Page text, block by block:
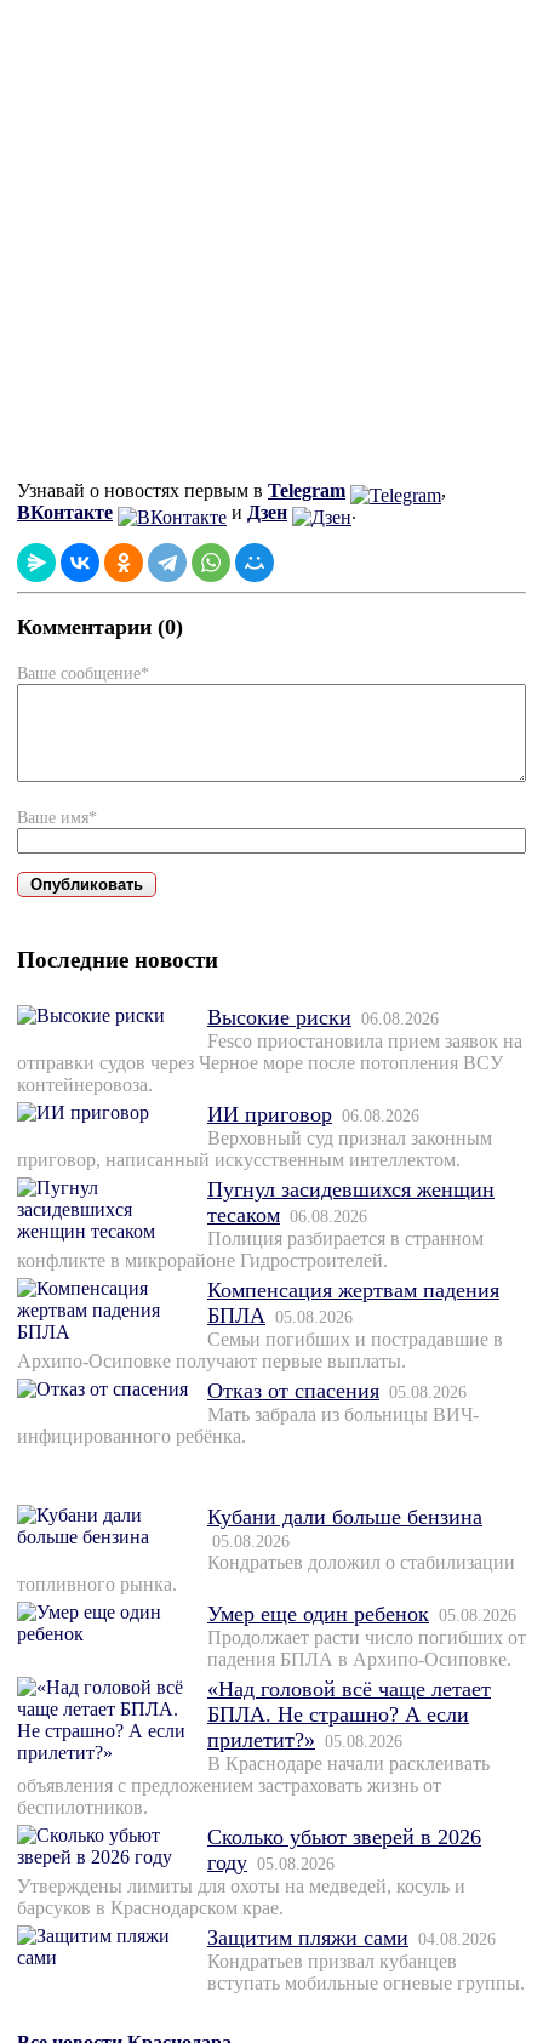
Узнавай о новостях первым в Telegram
,
ВКонтакте
и Дзен .
Комментарии (0)
Ваше сообщение*
Ваше имя*
Последние новости
Высокие риски 06.08.2026
Fesco приостановила прием заявок на
отправки судов через Черное море после потопления ВСУ
контейнеровоза.
ИИ приговор 06.08.2026
Верховный суд признал законным
приговор, написанный искусственным интеллектом.
Пугнул засидевшихся женщин
тесаком 06.08.2026
Полиция разбирается в странном
конфликте в микрорайоне Гидростроителей.
Компенсация жертвам падения
БПЛА
05.08.2026
Семьи погибших и пострадавшие в
Архипо-Осиповке получают первые выплаты.
Отказ от спасения 05.08.2026
Мать забрала из больницы ВИЧ-
инфицированного ребёнка.
Кубани дали больше бензина
05.08.2026
Кондратьев доложил о стабилизации
топливного рынка.
Умер еще один ребенок 05.08.2026
Продолжает расти число погибших от
падения БПЛА в Архипо-Осиповке.
«Над головой всё чаще летает
БПЛА. Не страшно? А если
прилетит?» 05.08.2026
В Краснодаре начали расклеивать
объявления с предложением застраховать жизнь от
беспилотников.
Сколько убьют зверей в 2026
году 05.08.2026
Утверждены лимиты для охоты на медведей, косуль и
барсуков в Краснодарском крае.
Защитим пляжи сами 04.08.2026
Кондратьев призвал кубанцев
вступать мобильные огневые группы.